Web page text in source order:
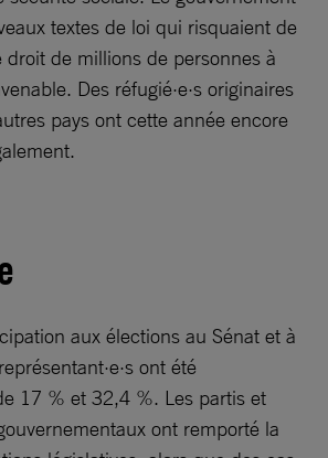
textes de loi qui risquaient de
de millions de personnes à
Des réfugié·e·s originaires
pays ont cette année encore
aux élections au Sénat et à
ont été
17 % et 32,4 %. Les partis et
ont remporté la